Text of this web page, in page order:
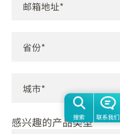
搜索 联系我们